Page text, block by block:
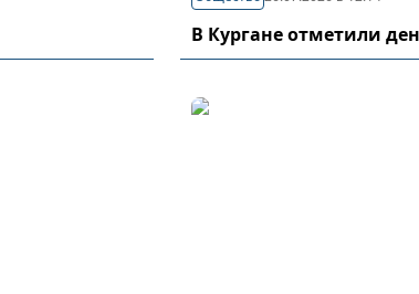
В Кургане отметили